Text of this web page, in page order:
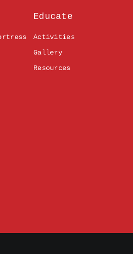
Educate
Activities
Gallery
Resources